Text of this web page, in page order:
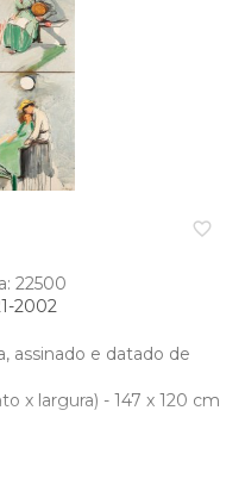
favorite_border
22500
2002
assinado e datado de
x largura) - 147 x 120 cm